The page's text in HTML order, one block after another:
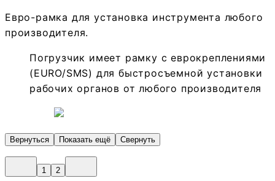
Евро-рамка для установка инструмента любого
производителя.
Погрузчик имеет рамку с еврокреплениями
(EURO/SMS) для быстросъемной установки
рабочих органов от любого производителя
Вернуться Показать ещё Свернуть
1 2